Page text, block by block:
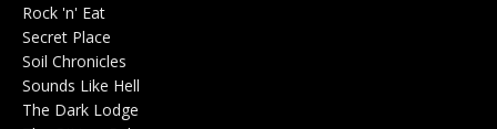
Rock 'n' Eat
Secret Place
Soil Chronicles
Sounds Like Hell
The Dark Lodge